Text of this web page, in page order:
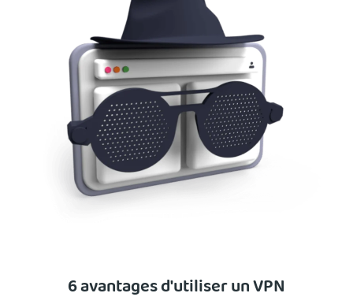
6 avantages d'utiliser un VPN